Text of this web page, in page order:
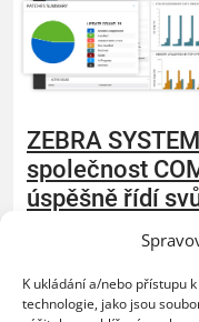
K ukládání a/nebo přístupu
technologie, jako jsou
ZEBRA
společnost
úspěšně řídí
23.07.2026